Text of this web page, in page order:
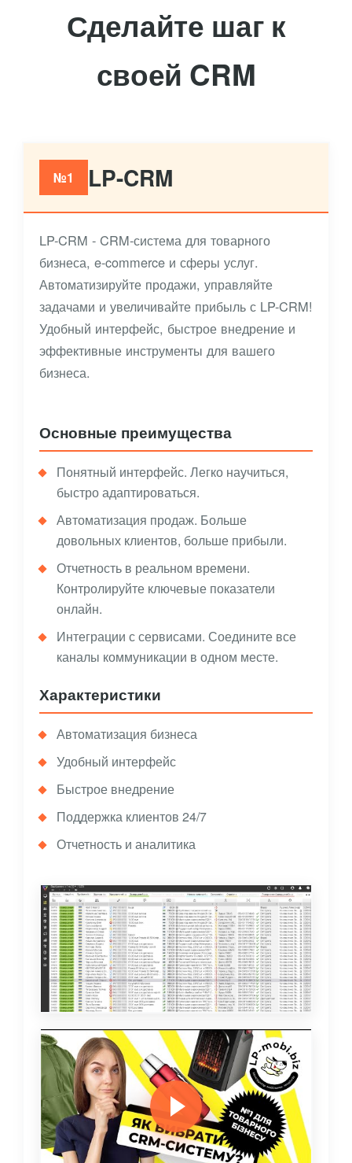
Сделайте шаг к
своей CRM
№1 LP-CRM
LP-CRM - CRM-система для товарного
бизнеса, e-commerce и сферы услуг.
Автоматизируйте продажи, управляйте
задачами и увеличивайте прибыль с LP-CRM!
Удобный интерфейс, быстрое внедрение и
эффективные инструменты для вашего
бизнеса.
Основные преимущества
Понятный интерфейс. Легко научиться,
быстро адаптироваться.
Автоматизация продаж. Больше
довольных клиентов, больше прибыли.
Отчетность в реальном времени.
Контролируйте ключевые показатели
онлайн.
Интеграции с сервисами. Соедините все
каналы коммуникации в одном месте.
Характеристики
Автоматизация бизнеса
Удобный интерфейс
Быстрое внедрение
Поддержка клиентов 24/7
Отчетность и аналитика